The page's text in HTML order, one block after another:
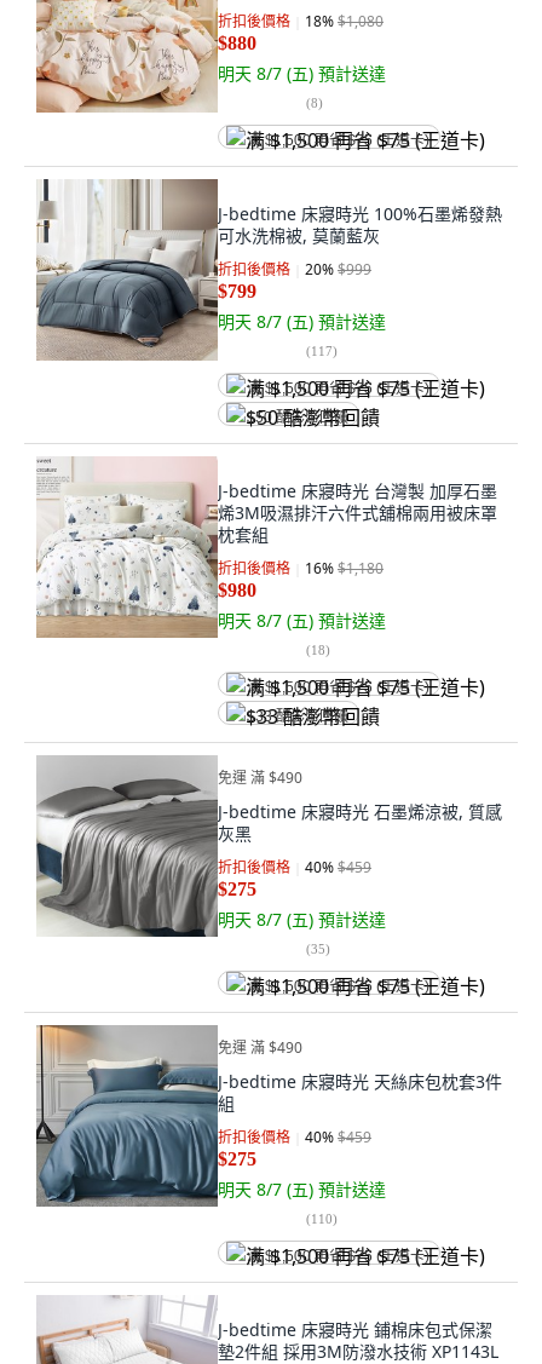
折扣後價格 18%$1,080
$880
明天 8/7 (五) 預計送達
(8)
满 $1,500 再省 $75 (王道卡)
J-bedtime 床寢時光 100%石墨烯發熱
可水洗棉被, 莫蘭藍灰
折扣後價格 20%$999
$799
明天 8/7 (五) 預計送達
(117)
满 $1,500 再省 $75 (王道卡)
$50 酷澎幣回饋
J-bedtime 床寢時光 台灣製 加厚石墨
烯3M吸濕排汗六件式舖棉兩用被床罩
枕套組
折扣後價格 16%$1,180
$980
明天 8/7 (五) 預計送達
(18)
满 $1,500 再省 $75 (王道卡)
$33 酷澎幣回饋
免運 滿 $490
J-bedtime 床寢時光 石墨烯涼被, 質感
灰黑
折扣後價格 40%$459
$275
明天 8/7 (五) 預計送達
(35)
满 $1,500 再省 $75 (王道卡)
免運 滿 $490
J-bedtime 床寢時光 天絲床包枕套3件
組
折扣後價格 40%$459
$275
明天 8/7 (五) 預計送達
(110)
满 $1,500 再省 $75 (王道卡)
J-bedtime 床寢時光 鋪棉床包式保潔
墊2件組 採用3M防潑水技術 XP1143L